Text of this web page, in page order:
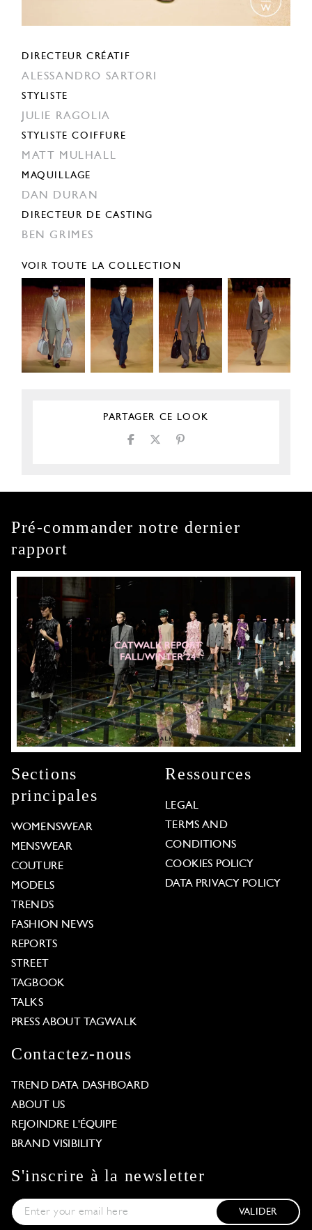
DIRECTEUR CRÉATIF
ALESSANDRO SARTORI
STYLISTE
JULIE RAGOLIA
STYLISTE COIFFURE
MATT MULHALL
MAQUILLAGE
DAN DURAN
DIRECTEUR DE CASTING
BEN GRIMES
VOIR TOUTE LA COLLECTION
PARTAGER CE LOOK
Pré-commander notre dernier
rapport
Sections
principales
WOMENSWEAR
MENSWEAR
COUTURE
MODELS
TRENDS
FASHION NEWS
REPORTS
STREET
TAGBOOK
TALKS
PRESS ABOUT TAGWALK
Ressources
LEGAL
TERMS AND
CONDITIONS
COOKIES POLICY
DATA PRIVACY POLICY
Contactez-nous
TREND DATA DASHBOARD
ABOUT US
REJOINDRE L'ÉQUIPE
BRAND VISIBILITY
S'inscrire à la newsletter
VALIDER